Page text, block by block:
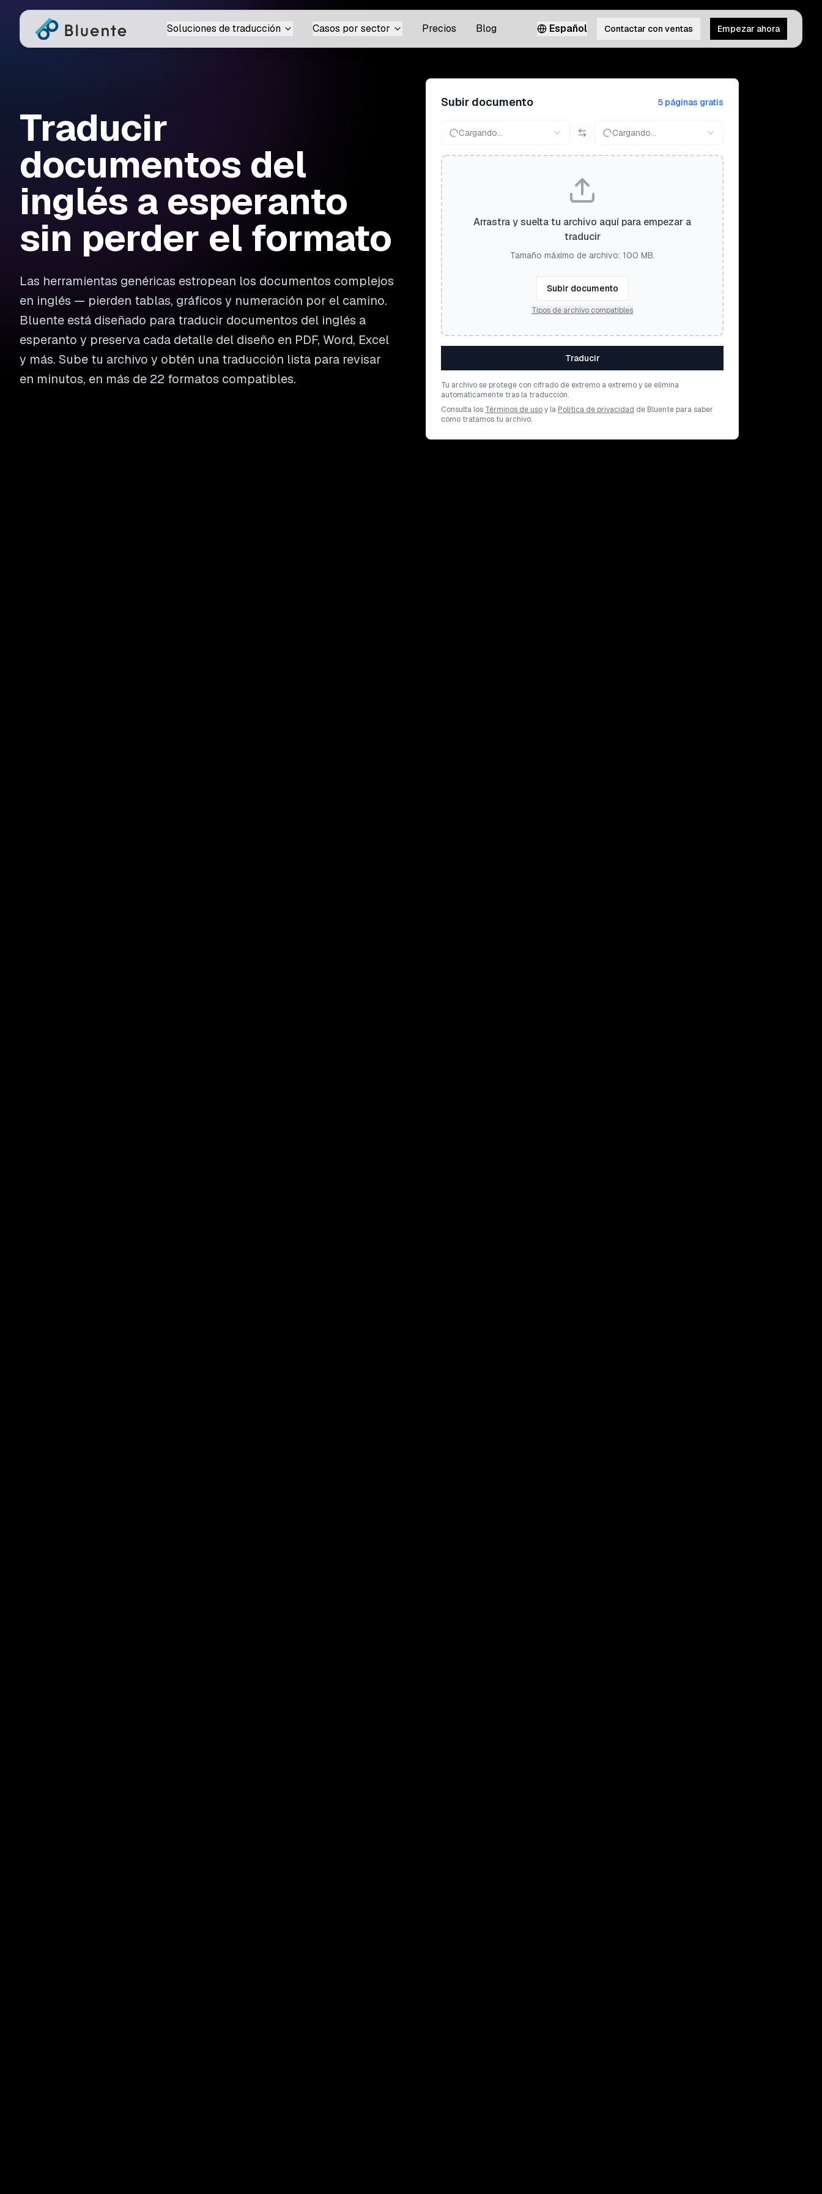
Soluciones de traducción Casos por sector Precios Blog Español Contactar con ventas Empezar ahora
Traducir
documentos del
inglés a esperanto
sin perder el formato
Las herramientas genéricas estropean los documentos complejos
en inglés — pierden tablas, gráficos y numeración por el camino.
Bluente está diseñado para traducir documentos del inglés a
esperanto y preserva cada detalle del diseño en PDF, Word, Excel
y más. Sube tu archivo y obtén una traducción lista para revisar
en minutos, en más de 22 formatos compatibles.
Subir documento 5 páginas gratis
Cargando... Cargando...
Arrastra y suelta tu archivo aquí para empezar a
traducir
Tamaño máximo de archivo: 100 MB.
Subir documento
Tipos de archivo compatibles
Traducir
Tu archivo se protege con cifrado de extremo a extremo y se elimina
automáticamente tras la traducción.
Consulta los Términos de usoy la Política de privacidad de Bluente para saber
cómo tratamos tu archivo.